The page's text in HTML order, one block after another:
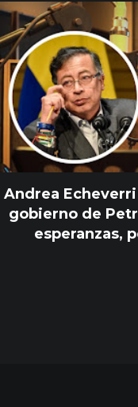
Andrea
gobierno de
esperanzas,